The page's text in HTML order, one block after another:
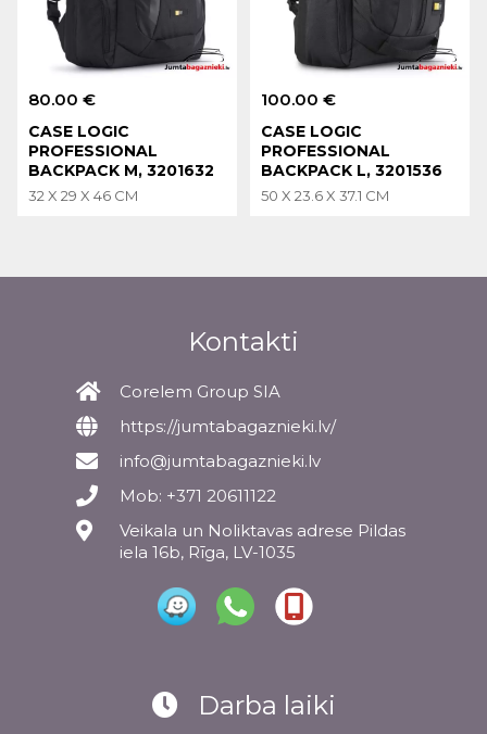
80.00 €
CASE LOGIC
PROFESSIONAL
BACKPACK M, 3201632
32 X 29 X 46 CM
100.00 €
CASE LOGIC
PROFESSIONAL
BACKPACK L, 3201536
50 X 23.6 X 37.1 CM
Kontakti
Corelem Group SIA
https://jumtabagaznieki.lv/
info@jumtabagaznieki.lv
Mob: +371 20611122
Veikala un Noliktavas adrese Pildas
iela 16b, Rīga, LV-1035
Darba laiki